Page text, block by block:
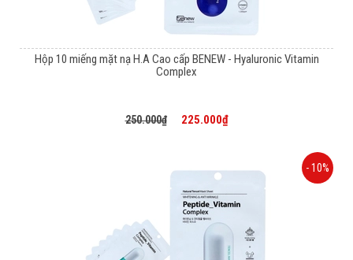
Hộp 10 miếng mặt nạ H.A Cao cấp BENEW - Hyaluronic Vitamin
Complex
250.000₫ 225.000₫
- 10%